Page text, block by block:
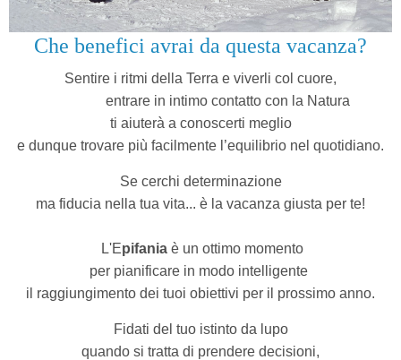
Che benefici avrai da questa vacanza?
Sentire i ritmi della Terra e viverli col cuore,
entrare in intimo contatto con la Natura
ti aiuterà a conoscerti meglio
e dunque trovare più facilmente l’equilibrio nel quotidiano.
Se cerchi determinazione
ma fiducia nella tua vita... è la vacanza giusta per te!
L'Epifania è un ottimo momento
per pianificare in modo intelligente
il raggiungimento dei tuoi obiettivi per il prossimo anno.
Fidati del tuo istinto da lupo
quando si tratta di prendere decisioni,